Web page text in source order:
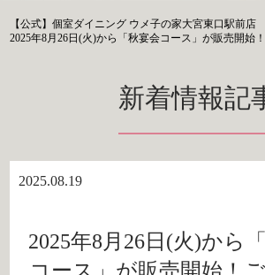
【公式】個室ダイニング ウメ子の家大宮東口駅前店
2025年8月26日(火)から「秋宴会コース」が販売開始
新着情報記
2025.08.19
2025年8月26日(火)から